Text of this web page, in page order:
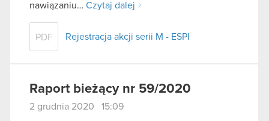
nawiązaniu… Czytaj dalej
PDF Rejestracja akcji serii M - ESPI
Raport bieżący nr 59/2020
2 grudnia 2020 15:09